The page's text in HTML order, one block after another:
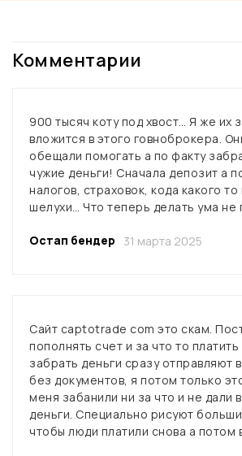
Комментарии
900 тысяч коту под хвост… Я же их
вложится в этого говноброкера.
обещали помогать а по факту
чужие деньги! Сначала депозит а
налогов, страховок, кода какого
шелухи… Что теперь делать ума не
Остап бендер 31 марта 2025
Сайт captotrade com это скам.
пополнять счет и за что то платить
забрать деньги сразу отправляют
без документов, я потом только
меня забанили ни за что и не дали
деньги. Специально рисуют
чтобы люди платили снова а потом